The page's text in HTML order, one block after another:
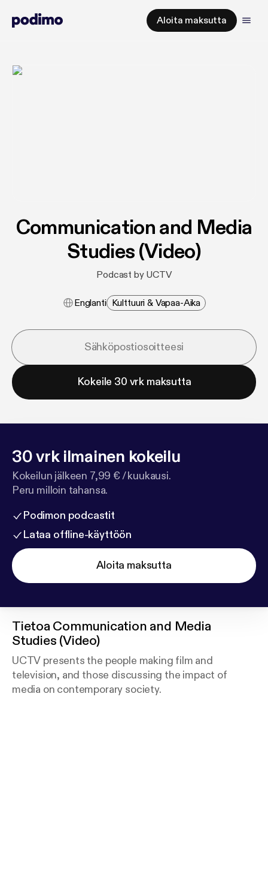
Aloita maksutta
Communication and Media
Studies (Video)
Podcast by UCTV
Englanti Kulttuuri & Vapaa-Aika
Kokeile 30 vrk maksutta
30 vrk ilmainen kokeilu
Kokeilun jälkeen 7,99 € / kuukausi.
Peru milloin tahansa.
Podimon podcastit
Lataa offline-käyttöön
Aloita maksutta
Tietoa Communication and Media
Studies (Video)
UCTV presents the people making film and
television, and those discussing the impact of
media on contemporary society.